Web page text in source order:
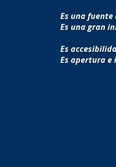
Es una
Es una gran
Es
Es apertura